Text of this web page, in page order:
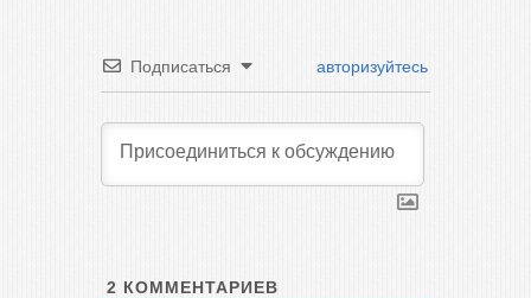
Подписаться авторизуйтесь
2 КОММЕНТАРИЕВ